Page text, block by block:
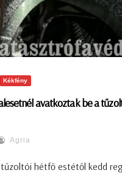
Kékfény
avatkoztak be a
Agria
tűzoltói hétfő estétől kedd